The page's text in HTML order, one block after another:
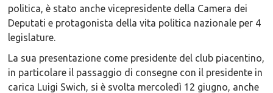
politica, è stato anche vicepresidente della Camera dei
Deputati e protagonista della vita politica nazionale per 4
legislature.
La sua presentazione come presidente del club piacentino,
in particolare il passaggio di consegne con il presidente in
carica Luigi Swich, si è svolta mercoledì 12 giugno, anche